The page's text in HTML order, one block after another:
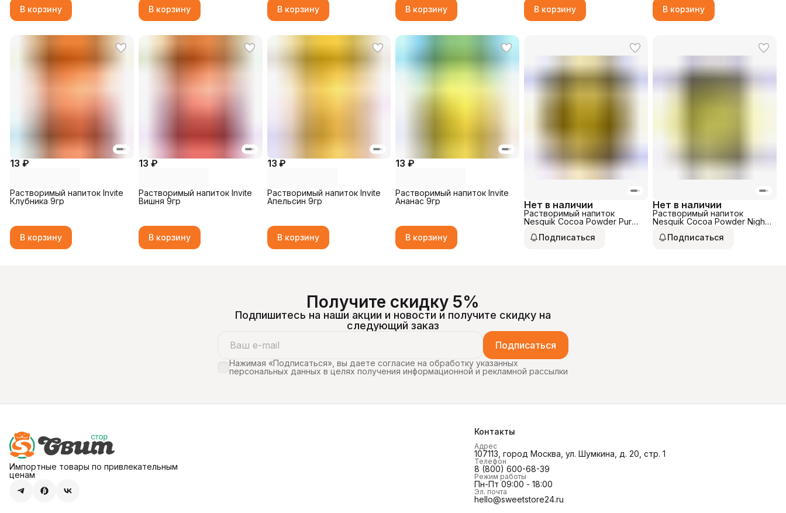
В корзину
В корзину В корзину В корзину В корзину В корзину
13 ₽
Растворимый напиток Invite
Клубника 9гр
В корзину
13 ₽
Растворимый напиток Invite
Вишня 9гр
В корзину
13 ₽
Растворимый напиток Invite
Апельсин 9гр
В корзину
13 ₽
Растворимый напиток Invite
Ананас 9гр
В корзину
Нет в наличии
Растворимый напиток
Nesquik Сосоа Powder Pure
Подписаться
Нет в наличии
Растворимый напиток
Nesquik Сосоа Powder Night
Подписаться
Получите скидку 5%
Подпишитесь на наши акции и новости и получите скидку на
следующий заказ
Подписаться
Нажимая «Подписаться», вы даете согласие на обработку указанных
персональных данных в целях получения информационной и рекламной рассылки
Импортные товары по привлекательным
ценам
Контакты
Адрес
107113, город Москва, ул. Шумкина, д. 20, стр. 1
Телефон
8 (800) 600-68-39
Режим работы
Пн-Пт 09:00 - 18:00
Эл. почта
hello@sweetstore24.ru